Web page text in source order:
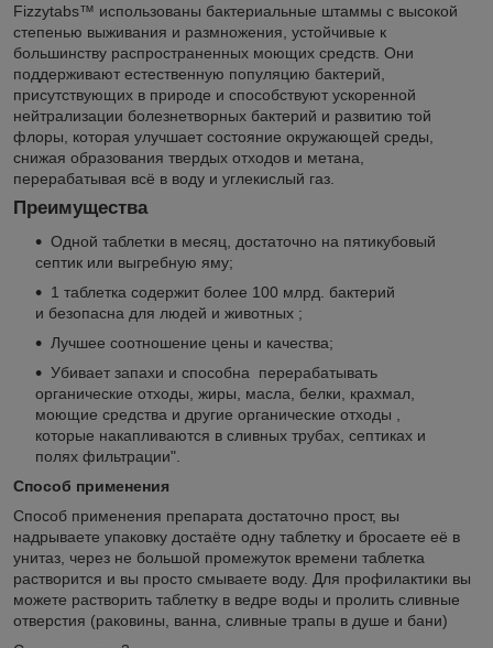
Fizzytabs™ использованы бактериальные штаммы с высокой
степенью выживания и размножения, устойчивые к
большинству распространенных моющих средств. Они
поддерживают естественную популяцию бактерий,
присутствующих в природе и способствуют ускоренной
нейтрализации болезнетворных бактерий и развитию той
флоры, которая улучшает состояние окружающей среды,
снижая образования твердых отходов и метана,
перерабатывая всё в воду и углекислый газ.
Преимущества
Одной таблетки в месяц, достаточно на пятикубовый
септик или выгребную яму;
1 таблетка содержит более 100 млрд. бактерий
и безопасна для людей и животных ;
Лучшее соотношение цены и качества;
Убивает запахи и способна перерабатывать
органические отходы, жиры, масла, белки, крахмал,
моющие средства и другие органические отходы ,
которые накапливаются в сливных трубах, септиках и
полях фильтрации".
Способ применения
Способ применения препарата достаточно прост, вы
надрываете упаковку достаёте одну таблетку и бросаете её в
унитаз, через не большой промежуток времени таблетка
растворится и вы просто смываете воду. Для профилактики вы
можете растворить таблетку в ведре воды и пролить сливные
отверстия (раковины, ванна, сливные трапы в душе и бани)